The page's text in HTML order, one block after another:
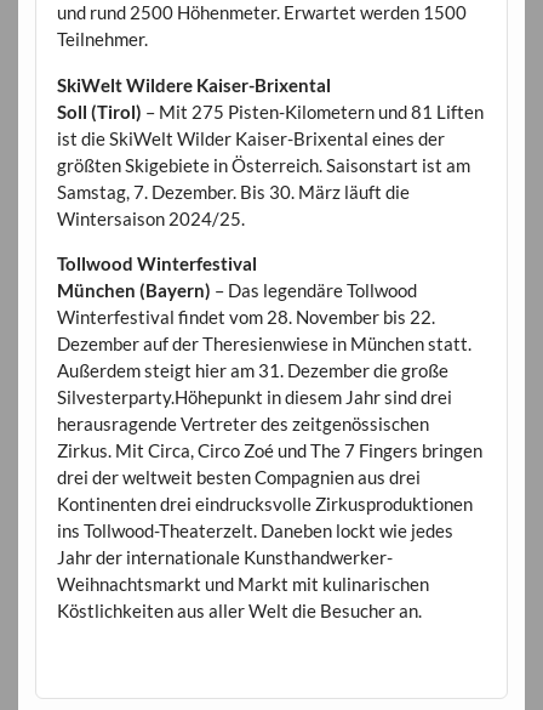
und rund 2500 Höhenmeter. Erwartet werden 1500
Teilnehmer.
SkiWelt Wildere Kaiser-Brixental
Soll (Tirol) – Mit 275 Pisten-Kilometern und 81 Liften
ist die SkiWelt Wilder Kaiser-Brixental eines der
größten Skigebiete in Österreich. Saisonstart ist am
Samstag, 7. Dezember. Bis 30. März läuft die
Wintersaison 2024/25.
Tollwood Winterfestival
München (Bayern) – Das legendäre Tollwood
Winterfestival findet vom 28. November bis 22.
Dezember auf der Theresienwiese in München statt.
Außerdem steigt hier am 31. Dezember die große
Silvesterparty.Höhepunkt in diesem Jahr sind drei
herausragende Vertreter des zeitgenössischen
Zirkus. Mit Circa, Circo Zoé und The 7 Fingers bringen
drei der weltweit besten Compagnien aus drei
Kontinenten drei eindrucksvolle Zirkusproduktionen
ins Tollwood-Theaterzelt. Daneben lockt wie jedes
Jahr der internationale Kunsthandwerker-
Weihnachtsmarkt und Markt mit kulinarischen
Köstlichkeiten aus aller Welt die Besucher an.